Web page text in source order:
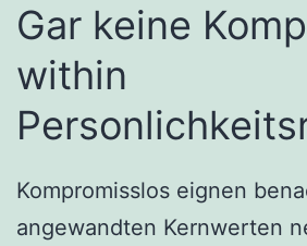
Gar keine
within
Kompromisslos eignen
angewandten Kernwerten